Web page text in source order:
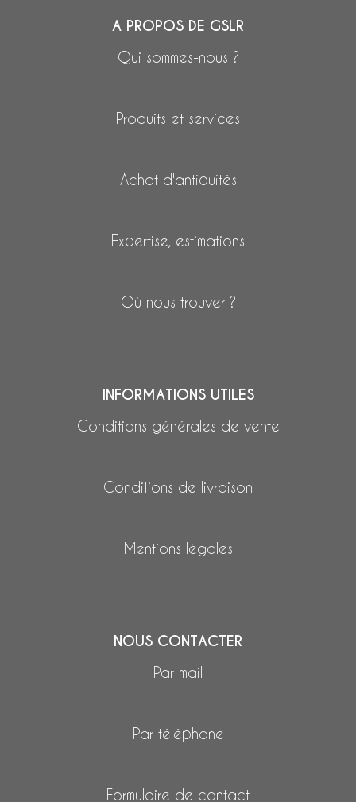
A PROPOS DE GSLR
Qui sommes-nous ?
Produits et services
Achat d'antiquités
Expertise, estimations
Où nous trouver ?
INFORMATIONS UTILES
Conditions générales de vente
Conditions de livraison
Mentions légales
NOUS CONTACTER
Par mail
Par téléphone
Formulaire de contact